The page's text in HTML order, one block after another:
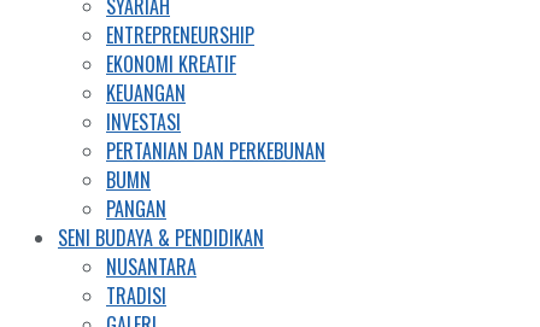
SYARIAH
ENTREPRENEURSHIP
EKONOMI KREATIF
KEUANGAN
INVESTASI
PERTANIAN DAN PERKEBUNAN
BUMN
PANGAN
SENI BUDAYA & PENDIDIKAN
NUSANTARA
TRADISI